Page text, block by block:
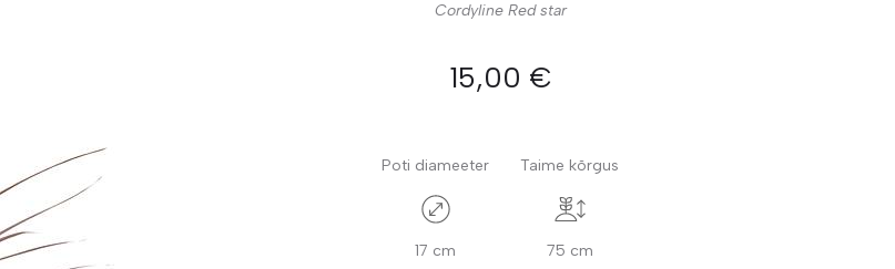
Cordyline Red star
15,00 €
Poti diameeter
17 cm
Taime kõrgus
75 cm